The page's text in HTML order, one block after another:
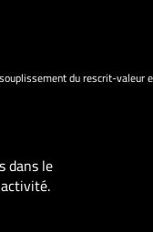
du rescrit-valeur
dans le